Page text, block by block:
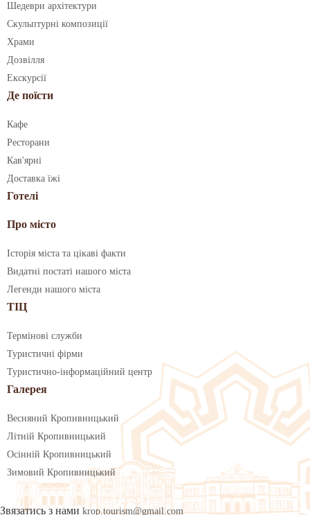
Шедеври архітектури
Скульптурні композиції
Храми
Дозвілля
Екскурсії
Де поїсти
Кафе
Ресторани
Кав'ярні
Доставка їжі
Готелі
Про місто
Історія міста та цікаві факти
Видатні постаті нашого міста
Легенди нашого міста
ТІЦ
Термінові служби
Туристичні фірми
Туристично-інформаційний центр
Галерея
Весняний Кропивницький
Літній Кропивницький
Осінній Кропивницький
Зимовий Кропивницький
Звязатись з нами krop.tourism@gmail.com